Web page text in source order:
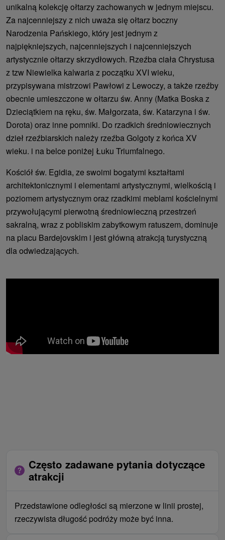
unikalną kolekcję ołtarzy zachowanych w jednym miejscu.
Za najcenniejszy z nich uważa się ołtarz boczny
Narodzenia Pańskiego, który jest jednym z
najpiękniejszych, najcenniejszych i najcenniejszych
artystycznie ołtarzy skrzydłowych. Rzeźba ciała Chrystusa
z tzw Niewielka kalwaria z początku XVI wieku,
przypisywana mistrzowi Pawłowi z Lewoczy, a także rzeźby
obecnie umieszczone w ołtarzu św. Anny (Matka Boska z
Dzieciątkiem na ręku, św. Małgorzata, św. Katarzyna i św.
Dorota) oraz inne pomniki. Do rzadkich średniowiecznych
dzieł rzeźbiarskich należy rzeźba Golgoty z końca XV
wieku. i na belce poniżej Łuku Triumfalnego.
Kościół św. Egidia, ze swoimi bogatymi kształtami
architektonicznymi i elementami artystycznymi, wielkością i
poziomem artystycznym oraz rzadkimi meblami kościelnymi
przywołującymi pierwotną średniowieczną przestrzeń
sakralną, wraz z pobliskim zabytkowym ratuszem, dominuje
na placu Bardejovskim i jest główną atrakcją turystyczną
dla odwiedzających.
Często zadawane pytania dotyczące
atrakcji
Przedstawione odległości są mierzone w linii prostej,
rzeczywista długość podróży może być inna.